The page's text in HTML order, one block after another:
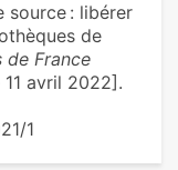
source : libérer
de
de France
11 avril 2022].
1